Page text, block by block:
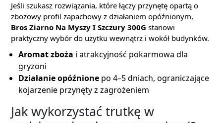
Jeśli szukasz rozwiązania, które łączy przynętę opartą o
zbożowy profil zapachowy z działaniem opóźnionym,
Bros Ziarno Na Myszy I Szczury 300G stanowi
praktyczny wybór do użytku wewnątrz i wokół budynków.
Aromat zboża i atrakcyjność pokarmowa dla
gryzoni
Działanie opóźnione po 4–5 dniach, ograniczające
kojarzenie przynęty z zagrożeniem
Jak wykorzystać trutkę w